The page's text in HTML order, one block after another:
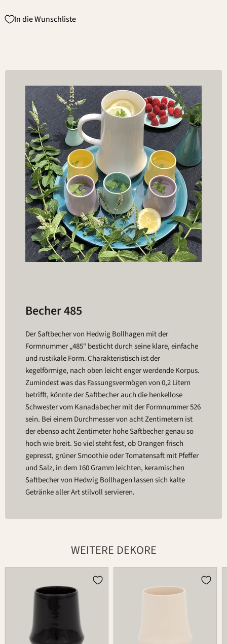
In die Wunschliste
Becher 485
Der Saftbecher von Hedwig Bollhagen mit der
Formnummer „485“ besticht durch seine klare, einfache
und rustikale Form. Charakteristisch ist der
kegelförmige, nach oben leicht enger werdende Korpus.
Zumindest was das Fassungsvermögen von 0,2 Litern
betrifft, könnte der Saftbecher auch die henkellose
Schwester vom Kanadabecher mit der Formnummer 526
sein. Bei einem Durchmesser von acht Zentimetern ist
der ebenso acht Zentimeter hohe Saftbecher genau so
hoch wie breit. So viel steht fest, ob Orangen frisch
gepresst, grüner Smoothie oder Tomatensaft mit Pfeffer
und Salz, in dem 160 Gramm leichten, keramischen
Saftbecher von Hedwig Bollhagen lassen sich kalte
Getränke aller Art stilvoll servieren.
WEITERE DEKORE